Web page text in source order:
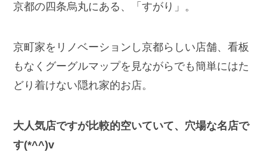
京都の四条烏丸にある、「すがり」。
京町家をリノベーションし京都らしい店舗、看板
もなくグーグルマップを見ながらでも簡単にはた
どり着けない隠れ家的お店。
大人気店ですが比較的空いていて、穴場な名店で
す(*^^)v